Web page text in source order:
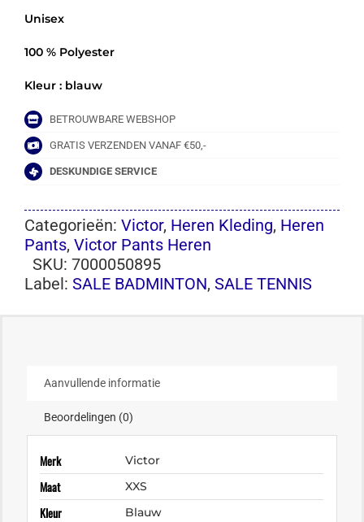
Unisex
100 % Polyester
Kleur : blauw
BETROUWBARE WEBSHOP
GRATIS VERZENDEN VANAF €50,-
DESKUNDIGE SERVICE
Categorieën: Victor, Heren Kleding, Heren
Pants, Victor Pants Heren
SKU: 7000050895
Label: SALE BADMINTON, SALE TENNIS
Aanvullende informatie
Beoordelingen (0)
Merk Victor
Maat XXS
Kleur Blauw